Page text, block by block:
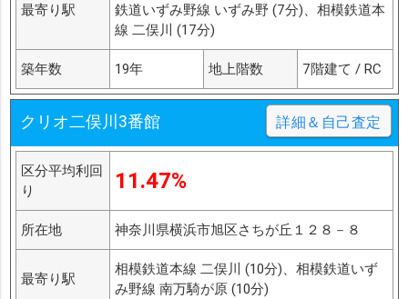
最寄り駅
鉄道いずみ野線 いずみ野 (7分)、相模鉄道本
線 二俣川 (17分)
築年数 19年 地上階数 7階建て / RC
クリオ二俣川3番館 詳細＆自己査定
区分平均利回
り
11.47%
所在地 神奈川県横浜市旭区さちが丘１２８－８
最寄り駅
相模鉄道本線 二俣川 (10分)、相模鉄道いず
み野線 南万騎が原 (10分)